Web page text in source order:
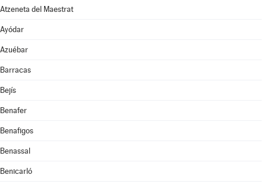
Atzeneta del Maestrat
Ayódar
Azuébar
Barracas
Bejís
Benafer
Benafigos
Benassal
Benicarló